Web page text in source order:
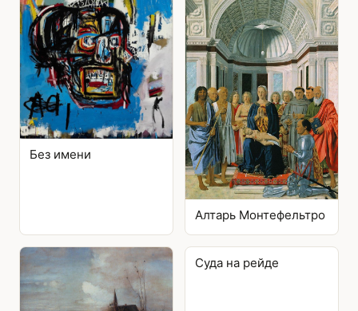
Без имени
Алтарь Монтефельтро
Суда на рейде